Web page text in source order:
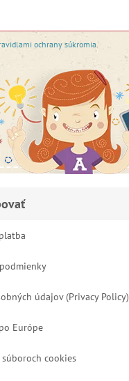
ochrany súkromia
údajov (Privacy Policy)
Európe
súboroch cookies